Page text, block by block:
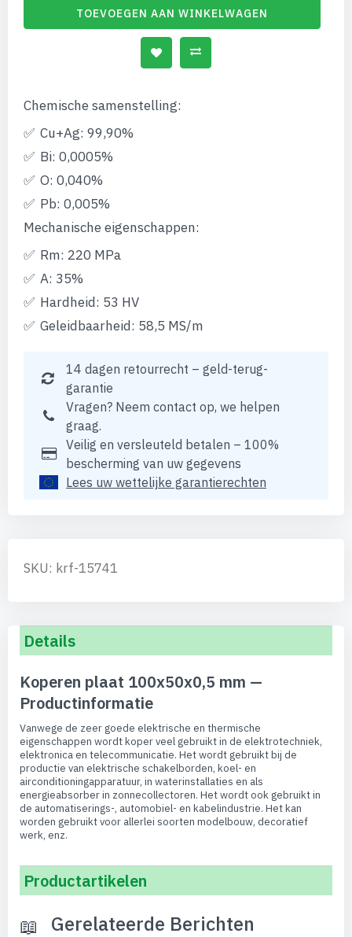
TOEVOEGEN AAN WINKELWAGEN
Chemische samenstelling:
Cu+Ag: 99,90%
Bi: 0,0005%
O: 0,040%
Pb: 0,005%
Mechanische eigenschappen:
Rm: 220 MPa
A: 35%
Hardheid: 53 HV
Geleidbaarheid: 58,5 MS/m
14 dagen retourrecht – geld-terug-
garantie
Vragen? Neem contact op, we helpen
graag.
Veilig en versleuteld betalen – 100%
bescherming van uw gegevens
Lees uw wettelijke garantierechten
SKU: krf-15741
Details
Koperen plaat 100x50x0,5 mm —
Productinformatie
Vanwege de zeer goede elektrische en thermische
eigenschappen wordt koper veel gebruikt in de elektrotechniek,
elektronica en telecommunicatie. Het wordt gebruikt bij de
productie van elektrische schakelborden, koel- en
airconditioningapparatuur, in waterinstallaties en als
energieabsorber in zonnecollectoren. Het wordt ook gebruikt in
de automatiserings-, automobiel- en kabelindustrie. Het kan
worden gebruikt voor allerlei soorten modelbouw, decoratief
werk, enz.
Productartikelen
Gerelateerde Berichten